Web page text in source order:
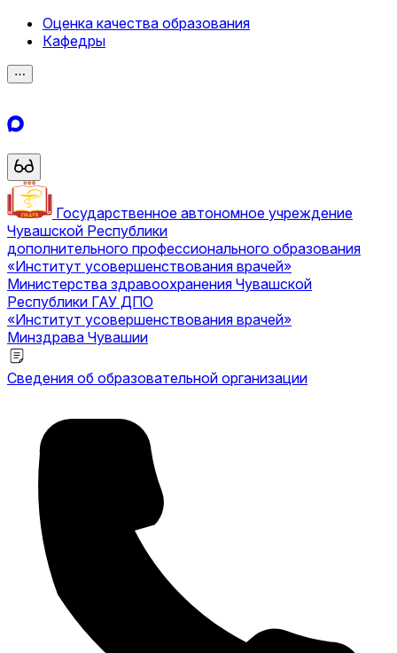
Оценка качества образования
Кафедры
⋯
Государственное автономное учреждение
Чувашской Республики
дополнительного профессионального образования
«Институт усовершенствования врачей»
Министерства здравоохранения Чувашской
Республики ГАУ ДПО
«Институт усовершенствования врачей»
Минздрава Чувашии
Сведения об образовательной организации